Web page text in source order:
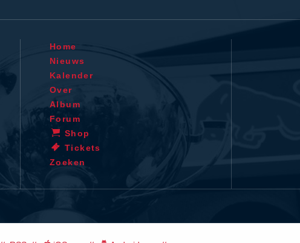
Home
Nieuws
Kalender
Over
Album
Forum
Shop
Tickets
Zoeken